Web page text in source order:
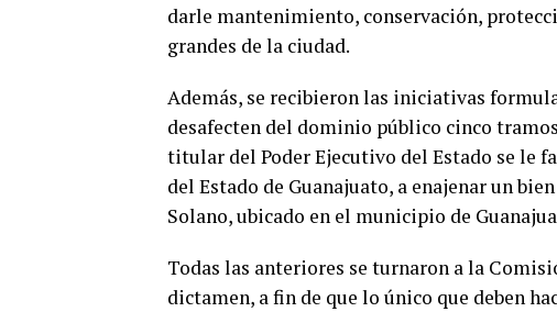
darle mantenimiento, conservación,
grandes de la ciudad.
Además, se recibieron las iniciativas
desafecten del dominio público cinco
titular del Poder Ejecutivo del Estado se le
del Estado de Guanajuato, a enajenar un
Solano, ubicado en el municipio de
Todas las anteriores se turnaron a la
dictamen, a fin de que lo único que deben